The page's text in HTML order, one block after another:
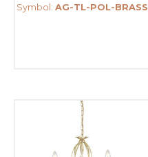
Symbol: AG-TL-POL-BRASS